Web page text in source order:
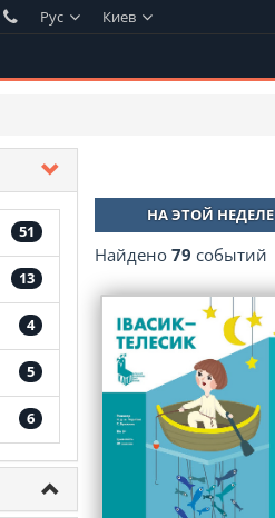
Рус Киев
51
13
4
5
6
НА ЭТОЙ НЕДЕЛЕ
Найдено 79 событий